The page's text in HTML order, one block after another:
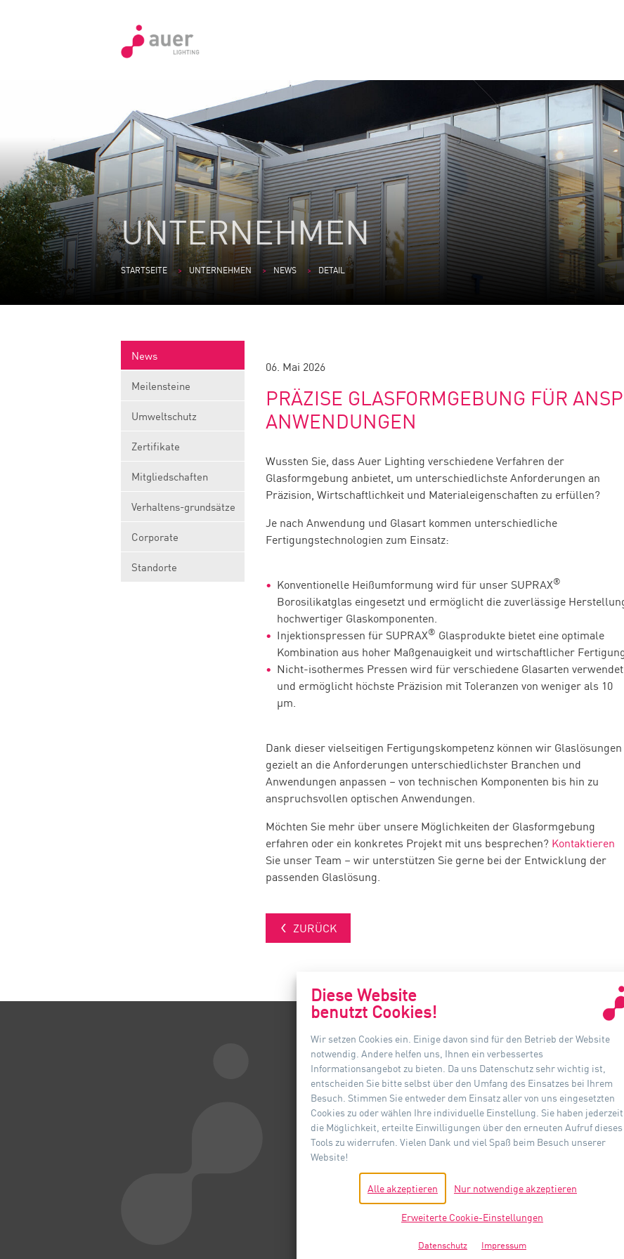
UNTERNEHMEN
STARTSEITE UNTERNEHMEN NEWS DETAIL
News
Meilensteine
Umweltschutz
Zertifikate
Mitgliedschaften
Verhaltens-grundsätze
Corporate
Standorte
06. Mai 2026
PRÄZISE GLASFORMGEBUNG FÜR
ANWENDUNGEN
Wussten Sie, dass Auer Lighting verschiedene Verfahren der
Glasformgebung anbietet, um unterschiedlichste Anforderungen an
Präzision, Wirtschaftlichkeit und Materialeigenschaften zu erfüllen?
Je nach Anwendung und Glasart kommen unterschiedliche
Fertigungstechnologien zum Einsatz:
Konventionelle Heißumformung wird für unser SUPRAX®
Borosilikatglas eingesetzt und ermöglicht die zuverlässige
hochwertiger Glaskomponenten.
Injektionspressen für SUPRAX® Glasprodukte bietet eine optimale
Kombination aus hoher Maßgenauigkeit und wirtschaftlicher
Nicht-isothermes Pressen wird für verschiedene Glasarten verwendet
und ermöglicht höchste Präzision mit Toleranzen von weniger als 10
µm.
Dank dieser vielseitigen Fertigungskompetenz können wir Glaslösungen
gezielt an die Anforderungen unterschiedlichster Branchen und
Anwendungen anpassen – von technischen Komponenten bis hin zu
anspruchsvollen optischen Anwendungen.
Möchten Sie mehr über unsere Möglichkeiten der Glasformgebung
erfahren oder ein konkretes Projekt mit uns besprechen? Kontaktieren
Sie unser Team – wir unterstützen Sie gerne bei der Entwicklung der
passenden Glaslösung.
ZURÜCK
KONTAKT
Auer Lighting GmbH
Hildesheimer Straße 35
37581 Bad Gandersheim
Telefon: +49(0) 5382 701 · 0
Diese Website
benutzt Cookies!
Wir setzen Cookies ein. Einige davon sind für den Betrieb der Website
notwendig. Andere helfen uns, Ihnen ein verbessertes
Informationsangebot zu bieten. Da uns Datenschutz sehr wichtig ist,
entscheiden Sie bitte selbst über den Umfang des Einsatzes bei Ihrem
Besuch. Stimmen Sie entweder dem Einsatz aller von uns eingesetzten
Cookies zu oder wählen Ihre individuelle Einstellung. Sie haben jederzeit
die Möglichkeit, erteilte Einwilligungen über den erneuten Aufruf dieses
Tools zu widerrufen. Vielen Dank und viel Spaß beim Besuch unserer
Website!
Alle akzeptieren Nur notwendige akzeptieren
Erweiterte Cookie-Einstellungen
Datenschutz Impressum